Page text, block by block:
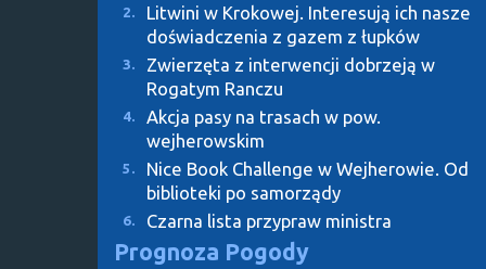
2.
Litwini w Krokowej. Interesują ich nasze
doświadczenia z gazem z łupków
3.
Zwierzęta z interwencji dobrzeją w
Rogatym Ranczu
4.
Akcja pasy na trasach w pow.
wejherowskim
5.
Nice Book Challenge w Wejherowie. Od
biblioteki po samorządy
6. Czarna lista przypraw ministra
Prognoza Pogody